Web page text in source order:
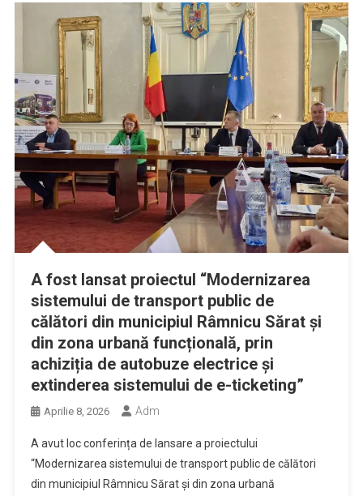
A fost lansat proiectul “Modernizarea
sistemului de transport public de
călători din municipiul Râmnicu Sărat și
din zona urbană funcțională, prin
achiziția de autobuze electrice și
extinderea sistemului de e-ticketing”
Aprilie 8, 2026 Adm
A avut loc conferința de lansare a proiectului
“Modernizarea sistemului de transport public de călători
din municipiul Râmnicu Sărat și din zona urbană